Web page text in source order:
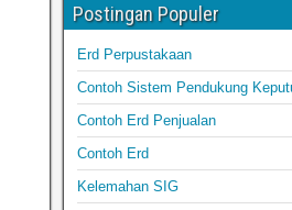
Postingan Populer
Erd Perpustakaan
Contoh Sistem Pendukung
Contoh Erd Penjualan
Contoh Erd
Kelemahan SIG